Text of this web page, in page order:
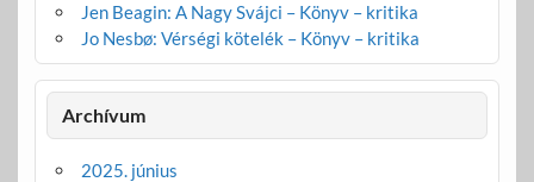
Jen Beagin: A Nagy Svájci – Könyv – kritika
Jo Nesbø: Vérségi kötelék – Könyv – kritika
Archívum
2025. június